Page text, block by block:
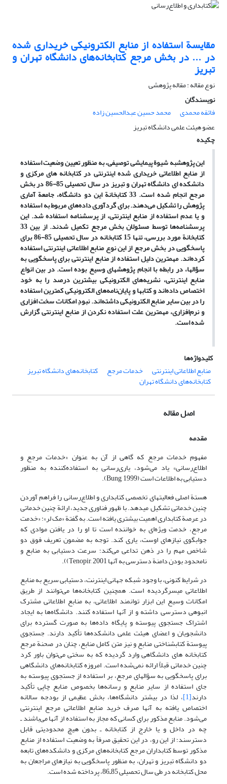
مقایسة استفاده از منابع الکترونیکی خریداری شده
در ... در بخش مرجع کتابخانه‌‌های دانشگاه تهران و
تبریز
نوع مقاله : مقاله پژوهشی
نویسندگان
فائقه محمدی
محمد حسین عبدالحسین زاده
عضو هیئت علمی دانشگاه تبریز
چکیده
این پژوهشبه شیوة پیمایشی توصیفی، به منظور تعیین وضعیت استفاده
از منابع اطلاعاتی خریداری شده اینترنتی در کتابخانه های مرکزی و
دانشکده ای دانشگاه تهران و تبریز در سال تحصیلی 85-86 در بخش
مرجع انجام شده است. 33 کتابخانة این دو دانشگاه، جامعة آماری
پژوهش را تشکیل می‌دهند. برای گردآوری داده‌های مربوط به استفاده
و یا عدم استفاده از منابع اینترنتی، از پرسشنامه استفاده شد. این
پرسشنامه‌ها توسط مسئولان بخش مرجع تکمیل شدند. از بین 33
کتابخانة مورد بررسی، تنها 15 کتابخانه در سال تحصیلی 85-86 برای
پاسخگویی در بخش مرجع از این نوع منابع اطلاعاتی اینترنتی استفاده
کرده‌اند. مهمترین دلیل استفاده از منابع اینترنتی برای پاسخگویی به
سؤالها، در رابطه با انجام پژوهشهای وسیع بوده است. در بین انواع
منابع اینترنتی، نشریه‌های الکترونیکی بیشترین درصد را به خود
اختصاص داده‌اند و کتابها و پایان‌نامه‌های الکترونیکی کمترین استفاده
را در بین سایر منابع الکترونیکی داشته‌اند. نبودِ امکانات سخت افزاری
و نرم‌افزاری، مهمترین علت استفاده نکردن از منابع اینترنتی گزارش
شده است.
کلیدواژه‌ها
منابع اطلاعاتی اینترنتی
خدمات مرجع کتابخانه‌های دانشگاه تبریز
کتابخانه‌های دانشگاه تهران
اصل مقاله
مقدمه
مفهوم خدمات مرجع که گاهی از آن به عنوان «خدمات مرجع و
اطلاع‌رسانی» یاد می‌شود، یاری‌رسانی به استفاده‌کننده به منظور
دستیابی به اطلاعات است (Bung, 1999).
هستة اصلی فعالیتهای تخصصی کتابداری و اطلاع‌رسانی را فراهم آوردن
چنین خدماتی تشکیل می­دهد. با ظهور فناوری جدید، ارائة چنین خدماتی
در عرصة کتابداری اهمیت بیشتری یافته است. به گفتة «مک‌ لر»: «خدمت
مرجع، خدمت ویژه‌ای به خواننده است تا او را در یافتن موادی که
جوابگوی نیازهای اوست، یاری کند. توجه به مضمون تعریف فوق دو
شاخص مهم را در ذهن تداعی می‌کند؛ سرعت دستیابی به منابع و
نامحدود بودن دامنة دسترسی به آنها Tenopir, 2001)).
در شرایط کنونی، با وجود شبکه جهانی اینترنت، دستیابی سریع به منابع
اطلاعاتی میسرگردیده است. همچنین کتابخانه‌ها می‌توانند از طریق
امکانات وسیع این ابزار توانمند اطلاعاتی، به منابع اطلاعاتی مشترک
انبوهی دسترسی داشته و از آنها استفاده کنند. دانشگاه‌ها به ایجاد
اشتراک جستجوی پیوسته و پایگاه داده‌ها به صورت گسترده برای
دانشجویان و اعضای هیئت علمی دانشکده‌ها تأکید دارند. جستجوی
پیوستة کتابشناختی منابع و نیز متن کامل منابع، چنان در صحنة مرجع
کتابخانه های دانشگاهی وارد گردیده که به سختی می‌توان باور کرد
چنین خدماتی قبلاً ارائه نمی‌شده است. امروزه کتابخانه‌های دانشگاهی
برای پاسخگویی به سؤالهای مرجع، بر استفاده از جستجوی پیوسته به
جای استفاده از سایر منابع و رسانه‌ها بخصوص منابع چاپی تأکید
دارند[1] ، لذا در بیشتر دانشگاه‌ها، بخش عظیمی از بودجه سالانه
اختصاص یافته به آنها صرف خرید منابع اطلاعاتی مرجع اینترنتی
می‌شود. منابع مذکور برای کسانی که مجاز به استفاده از آنها می‌باشند ـ
چه در داخل و یا خارج از کتابخانه ـ بدون هیچ محدودیتی قابل
دسترسند؛ از این رو، در این تحقیق صرفاً به وضعیت استفاده از منابع
مذکور توسط کتابداران مرجع کتابخانه‌های مرکزی و دانشکده‌های تابعه
دو دانشگاه تبریز و تهران، به منظور پاسخگویی به نیازهای مراجعان به
محل کتابخانه در طی سال تحصیلی 85ـ86، پرداخته شده است.